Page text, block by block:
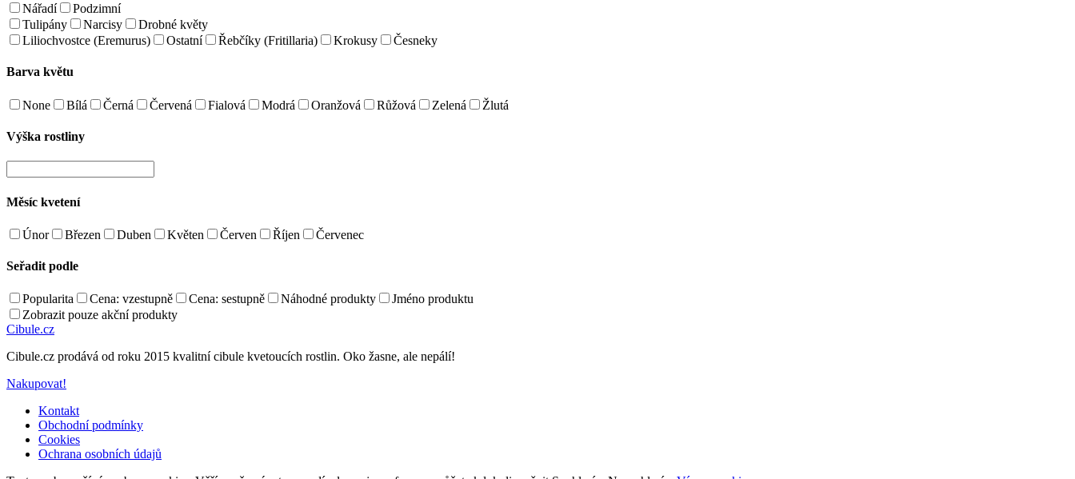
Nářadí
Podzimní
Tulipány
Narcisy
Drobné květy
Liliochvostce (Eremurus)
Ostatní Řebčíky (Fritillaria) Krokusy Česneky
Barva květu
None Bílá Černá Červená Fialová Modrá Oranžová Růžová Zelená Žlutá
Výška rostliny
Měsíc kvetení
Únor Březen Duben Květen Červen Říjen Červenec
Seřadit podle
Popularita Cena: vzestupně Cena: sestupně Náhodné produkty
Jméno produktu
Zobrazit pouze akční produkty
Cibule.cz
Cibule.cz prodává od roku 2015 kvalitní cibule kvetoucích rostlin. Oko žasne, ale nepálí!
Nakupovat!
Kontakt
Obchodní podmínky
Cookies
Ochrana osobních údajů